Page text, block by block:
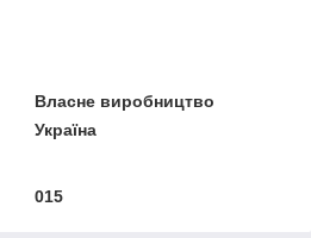
Власне виробництво
Україна
015